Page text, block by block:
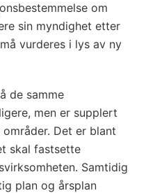
om
sin myndighet etter
vurderes i lys av ny
de samme
men er supplert
Det er blant
skal fastsette
Samtidig
plan og årsplan